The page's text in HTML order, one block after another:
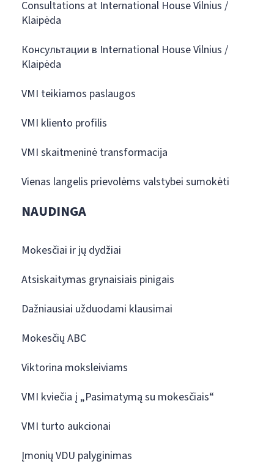
Consultations at International House Vilnius /
Klaipėda
Консультации в International House Vilnius /
Klaipėda
VMI teikiamos paslaugos
VMI kliento profilis
VMI skaitmeninė transformacija
Vienas langelis prievolėms valstybei sumokėti
NAUDINGA
Mokesčiai ir jų dydžiai
Atsiskaitymas grynaisiais pinigais
Dažniausiai užduodami klausimai
Mokesčių ABC
Viktorina moksleiviams
VMI kviečia į „Pasimatymą su mokesčiais“
VMI turto aukcionai
Įmonių VDU palyginimas